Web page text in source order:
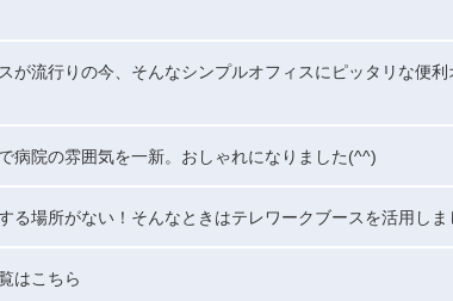
が流行りの今、そんなシンプルオフィスにピッタリな便
病院の雰囲気を一新。おしゃれになりました(^^)
る場所がない！そんなときはテレワークブースを活用しま
はこちら